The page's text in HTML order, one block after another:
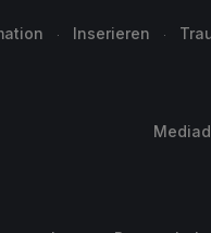
Inserieren